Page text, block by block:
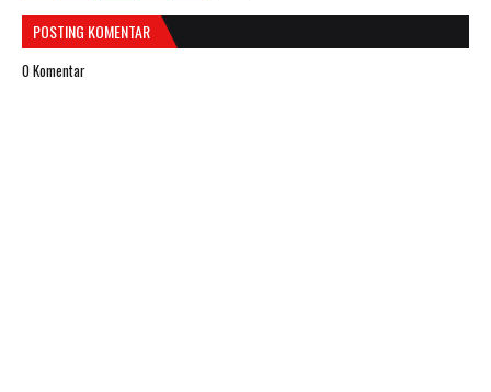
POSTING KOMENTAR
0 Komentar